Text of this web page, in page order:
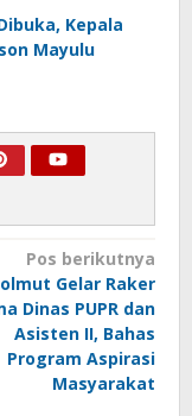
Kepala
Mayulu
Pos berikutnya
Gelar Raker
Dinas PUPR dan
Asisten II, Bahas
Program Aspirasi
Masyarakat